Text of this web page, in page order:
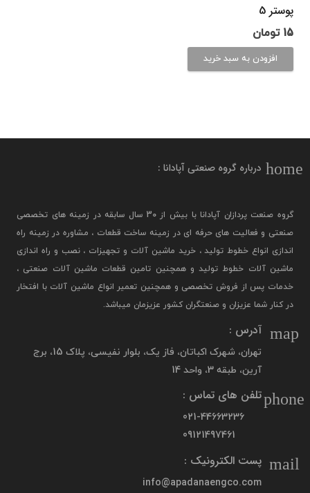
پوستر 5
15 تومان
افزودن به سبد خرید
home درباره گروه صنعتی آپادانا :
گروه صنعت پردازان آپادانا با بیش از 30 سال سابقه در زمینه های تخصصی
صنعتی و فعالیت های حرفه ای در زمینه ساخت قطعات ، مشاوره در زمینه راه
اندازی انواع خطوط تولید ، خرید ماشین آلات و تجهیزات ، نصب و راه اندازی
ماشین آلات خطوط تولید و همچنین تامین قطعات ماشین آلات صنعتی ،
خدمات پس از فروش تخصصی و همچنین تعمیر انواع ماشین آلات با افتخار
در کنار شما عزیزان و صنعتگران کشور عزیزمان میباشد.
map آدرس :
تهران، شهرک اکباتان، فاز یک، بلوار نفیسی، پلاک 15، برج
آرین، طبقه 3، واحد 14
phoneتلفن های تماس :
021-44663236
09121497461
mail پست الکترونیک :
info@apadanaengco.com